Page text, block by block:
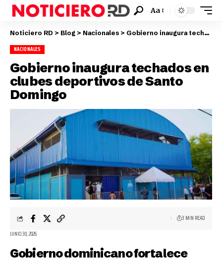
Aa
Noticiero RD > Blog > Nacionales > Gobierno inaugura techados en clubes deportivos de Santo Domingo
NACIONALES
Gobierno inaugura techados en
clubes deportivos de Santo
Domingo
JUNIO 30, 2026
3 MIN READ
Gobierno dominicano fortalece